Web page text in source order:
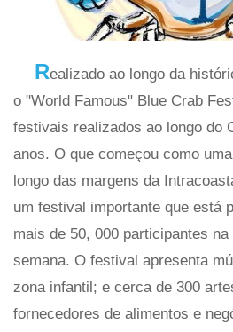
Realizado ao longo da
o "World Famous" Blue Crab
festivais realizados ao longo do
anos. O que começou como
longo das margens da
um festival importante que está
mais de 50, 000 participantes
semana. O festival apresenta
zona infantil; e cerca de 300
fornecedores de alimentos e